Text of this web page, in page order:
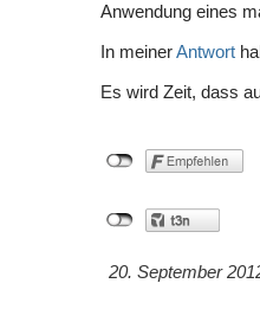
Anwendung eines
In meinerAntwort
Es wird Zeit, dass
20. September